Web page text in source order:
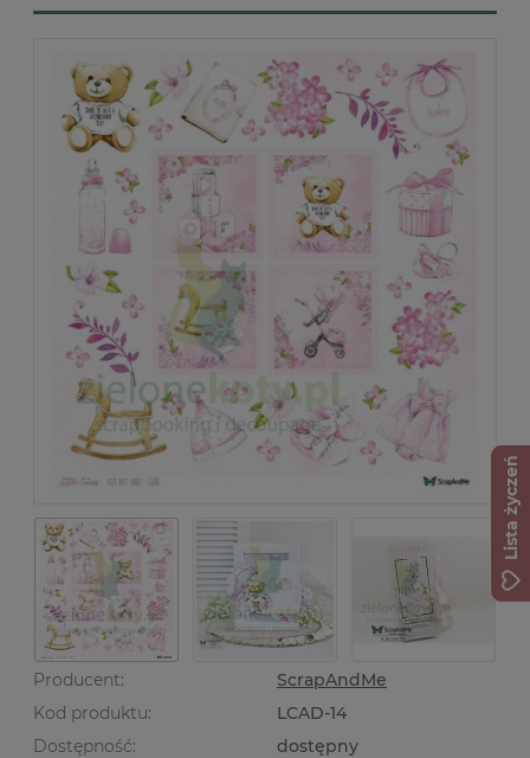
Producent:
ScrapAndMe
Kod produktu:
LCAD-14
Dostępność:
dostępny
Lista życzeń